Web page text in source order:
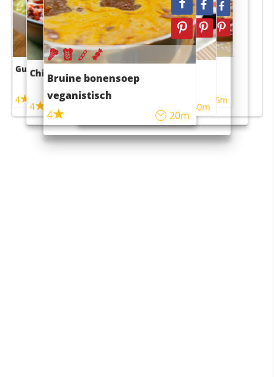
Guacamole
4
Chili con carne
4 45m
Bruine bonensoep
veganistisch
4
20m
Sushi rijstsalade
maaltijdsalade
40m
4 55m